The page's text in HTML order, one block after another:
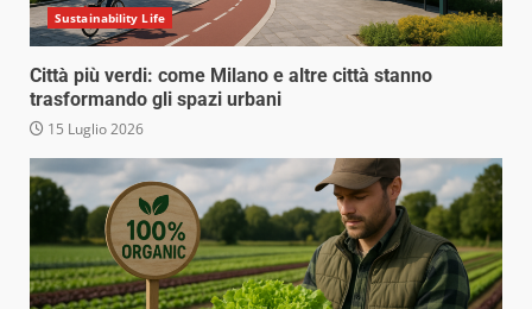
Sustainability Life
Città più verdi: come Milano e altre città stanno
trasformando gli spazi urbani
15 Luglio 2026